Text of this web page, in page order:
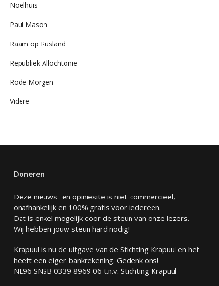
Noelhuis
Paul Mason
Raam op Rusland
Republiek Allochtonië
Rode Morgen
Videre
Doneren
Deze nieuws- en opiniesite is niet-commercieel,
onafhankelijk en 100% gratis voor iedereen.
Dat is enkel mogelijk door de steun van onze lezers.
Wij hebben jouw steun hard nodig!
Krapuul is nu de uitgave van de Stichting Krapuul en het
heeft een eigen bankrekening. Gedenk ons!
NL96 SNSB 0339 8969 06 t.n.v. Stichting Krapuul